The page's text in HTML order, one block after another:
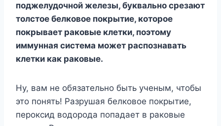
поджелудочной железы, буквально срезают
толстое белковое покрытие, которое
покрывает раковые клетки, поэтому
иммунная система может распознавать
клетки как раковые.
Ну, вам не обязательно быть ученым, чтобы
это понять! Разрушая белковое покрытие,
пероксид водорода попадает в раковые